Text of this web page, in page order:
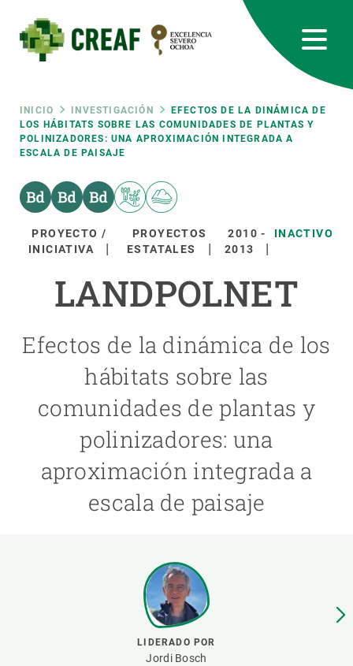
contenido
principal
Ruta
de
navegación
INICIO INVESTIGACIÓN
EFECTOS DE LA DINÁMICA DE
LOS HÁBITATS SOBRE LAS COMUNIDADES DE PLANTAS Y
POLINIZADORES: UNA APROXIMACIÓN INTEGRADA A
ESCALA DE PAISAJE
PROYECTO /
INICIATIVA
PROYECTOS
ESTATALES
2010 -
2013
INACTIVO
LANDPOLNET
Efectos de la dinámica de los
hábitats sobre las
comunidades de plantas y
polinizadores: una
aproximación integrada a
escala de paisaje
LIDERADO POR
Jordi Bosch
RRSS
Featured
responsive
INTRANET
Responsive
menu
SOBRE NOSOTROS
ÚNETE A NOSOTROS